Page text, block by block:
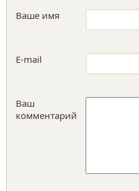
Ваше имя
E-mail
Ваш
комментарий